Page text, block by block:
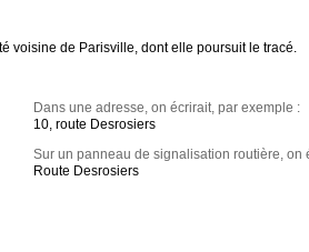
voisine de Parisville, dont elle poursuit le tracé.
Dans une adresse, on écrirait, par exemple :
10, route Desrosiers
Sur un panneau de signalisation routière, on
Route Desrosiers